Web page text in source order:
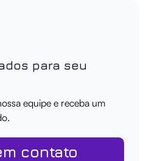
para seu
equipe e receba um
contato